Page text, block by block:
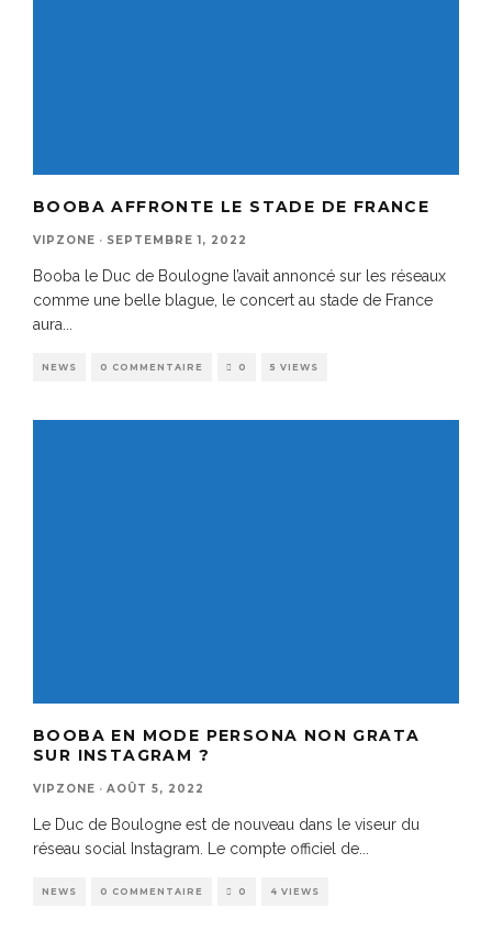
BOOBA AFFRONTE LE STADE DE FRANCE
VIPZONE · SEPTEMBRE 1, 2022
Booba le Duc de Boulogne l’avait annoncé sur les réseaux
comme une belle blague, le concert au stade de France
aura
NEWS 0 COMMENTAIRE 0 5 VIEWS
BOOBA EN MODE PERSONA NON GRATA
SUR INSTAGRAM ?
VIPZONE · AOÛT 5, 2022
Le Duc de Boulogne est de nouveau dans le viseur du
réseau social Instagram. Le compte officiel de...
NEWS 0 COMMENTAIRE 0 4 VIEWS